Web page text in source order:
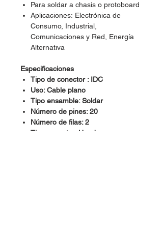
Para soldar a chasis o protoboard
Aplicaciones: Electrónica de
Consumo, Industrial,
Comunicaciones y Red, Energía
Alternativa
Especificaciones
Tipo de conector : IDC
Uso: Cable plano
Tipo ensamble: Soldar
Número de pines: 20
Número de filas: 2
Tipo conector: Header